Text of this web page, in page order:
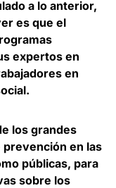
a lo anterior,
es que el
expertos en
en
los grandes
en las
públicas, para
sobre los